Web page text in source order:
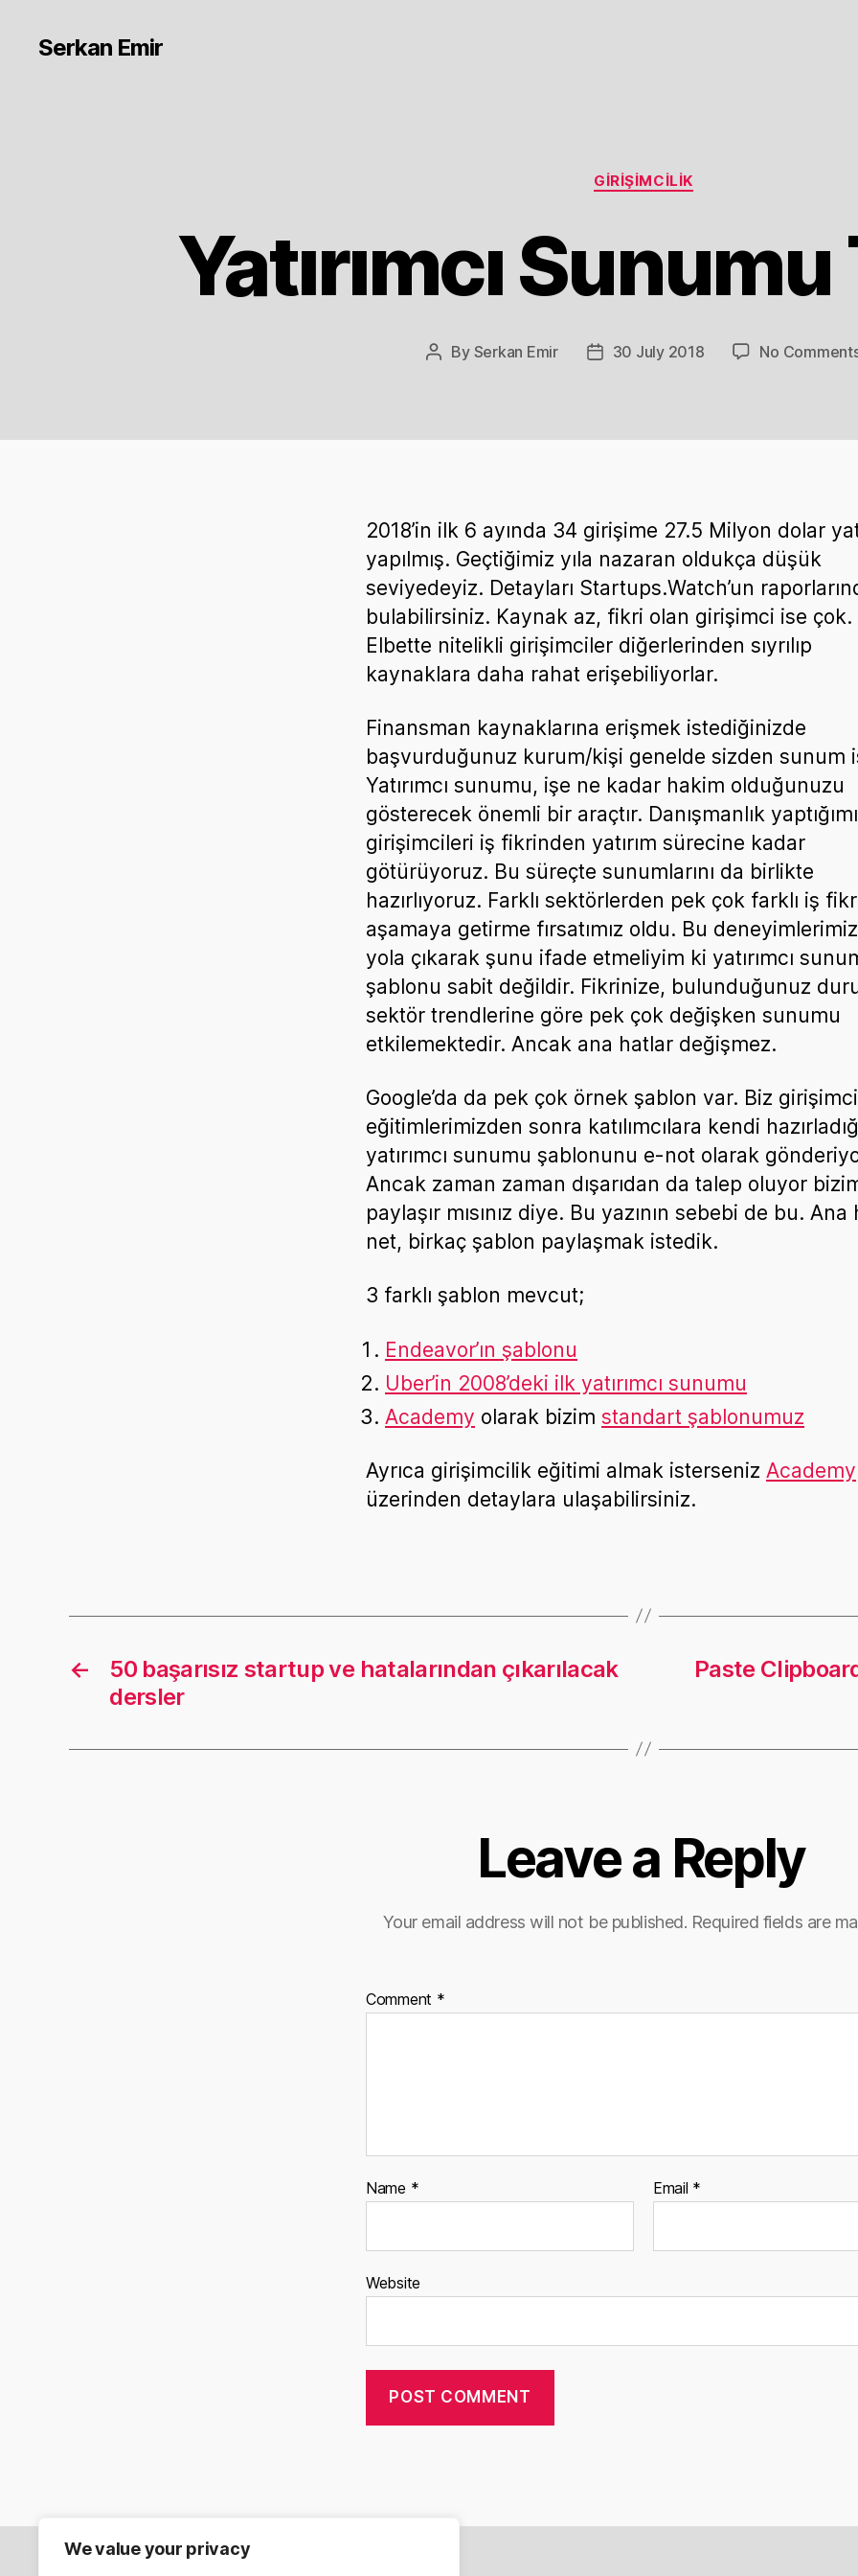
We value your privacy
Serkan Emir
Categories
GIRIŞIMCILIK
Yatırımcı Sunumu
Post
By Serkan Emir
Post30 July 2018 No
2018’in ilk 6 ayında 34 girişime 27.5 Milyon dolar
yapılmış. Geçtiğimiz yıla nazaran oldukça düşük
seviyedeyiz. Detayları Startups.Watch’un
bulabilirsiniz. Kaynak az, fikri olan girişimci ise çok.
Elbette nitelikli girişimciler diğerlerinden sıyrılıp
kaynaklara daha rahat erişebiliyorlar.
Finansman kaynaklarına erişmek istediğinizde
başvurduğunuz kurum/kişi genelde sizden sunum
Yatırımcı sunumu, işe ne kadar hakim olduğunuzu
gösterecek önemli bir araçtır. Danışmanlık
girişimcileri iş fikrinden yatırım sürecine kadar
götürüyoruz. Bu süreçte sunumlarını da birlikte
hazırlıyoruz. Farklı sektörlerden pek çok farklı iş
aşamaya getirme fırsatımız oldu. Bu
yola çıkarak şunu ifade etmeliyim ki yatırımcı
şablonu sabit değildir. Fikrinize, bulunduğunuz
sektör trendlerine göre pek çok değişken sunumu
etkilemektedir. Ancak ana hatlar değişmez.
Google’da da pek çok örnek şablon var. Biz
eğitimlerimizden sonra katılımcılara kendi
yatırımcı sunumu şablonunu e-not olarak
Ancak zaman zaman dışarıdan da talep oluyor
paylaşır mısınız diye. Bu yazının sebebi de bu. Ana
net, birkaç şablon paylaşmak istedik.
3 farklı şablon mevcut;
Endeavor’ın şablonu
Uber’in 2008’deki ilk yatırımcı sunumu
Academy olarak bizim standart şablonumuz
Ayrıca girişimcilik eğitimi almak isterseniz Academy
üzerinden detaylara ulaşabilirsiniz.
←
50 başarısız startup ve hatalarından çıkarılacak
dersler
Paste
Leave a Reply
Your email address will not be published. Required fields are
Comment *
Name * Email *
Website